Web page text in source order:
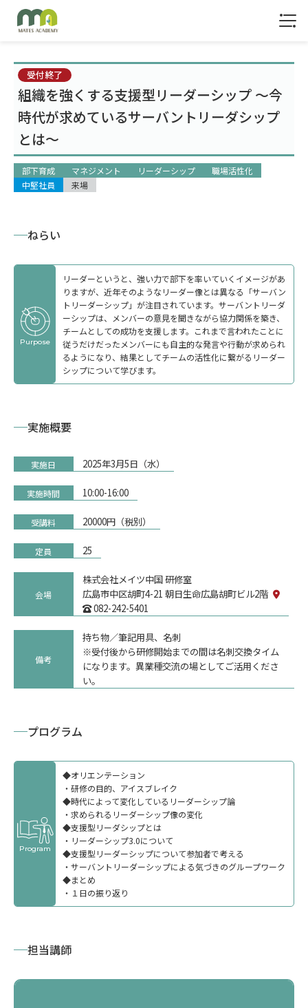
トップ
サービス
受付終了
組織を強くする支援型リーダーシップ ～今
時代が求めているサーバントリーダシップ
とは～
部下育成 マネジメント リーダーシップ
職場活性化
中堅社員
来場
ねらい
Purpose
リーダーというと、強い力で部下を率いていくイメージがあ
りますが、近年そのようなリーダー像とは異なる「サーバン
トリーダーシップ」が注目されています。サーバントリーダ
ーシップは、メンバーの意見を聞きながら協力関係を築き、
チームとしての成功を支援します。これまで言われたことに
従うだけだったメンバーにも自主的な発言や行動が求められ
るようになり、結果としてチームの活性化に繋がるリーダー
シップについて学びます。
実施概要
実施日 2025年3月5日（水）
実施時間 10:00-16:00
受講料 20000円（税別）
定員 25
会場
株式会社メイツ中国 研修室
広島市中区胡町4-21 朝日生命広島胡町ビル2階
082-242-5401
備考
持ち物／筆記用具、名刺
※受付後から研修開始までの間は名刺交換タイム
になります。異業種交流の場としてご活用くださ
い。
プログラム
Program
◆オリエンテーション
・研修の目的、アイスブレイク
◆時代によって変化しているリーダーシップ論
・求められるリーダーシップ像の変化
◆支援型リーダシップとは
・リーダーシップ3.0について
◆支援型リーダーシップについて参加者で考える
・サーバントリーダーシップによる気づきのグループワーク
◆まとめ
・１日の振り返り
担当講師